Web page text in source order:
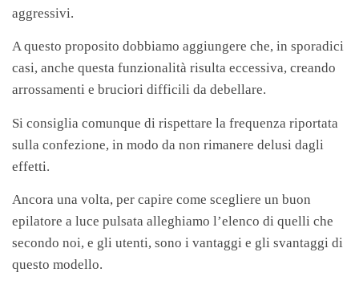
aggressivi.
A questo proposito dobbiamo aggiungere che, in sporadici
casi, anche questa funzionalità risulta eccessiva, creando
arrossamenti e bruciori difficili da debellare.
Si consiglia comunque di rispettare la frequenza riportata
sulla confezione, in modo da non rimanere delusi dagli
effetti.
Ancora una volta, per capire come scegliere un buon
epilatore a luce pulsata alleghiamo l’elenco di quelli che
secondo noi, e gli utenti, sono i vantaggi e gli svantaggi di
questo modello.